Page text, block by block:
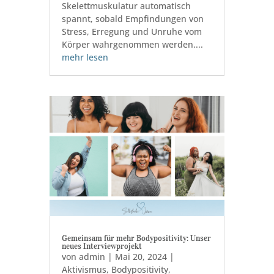
Skelettmuskulatur automatisch
spannt, sobald Empfindungen von
Stress, Erregung und Unruhe vom
Körper wahrgenommen werden....
mehr lesen
Gemeinsam für mehr Bodypositivity: Unser
neues Interviewprojekt
von admin | Mai 20, 2024|
Aktivismus, Bodypositivity,